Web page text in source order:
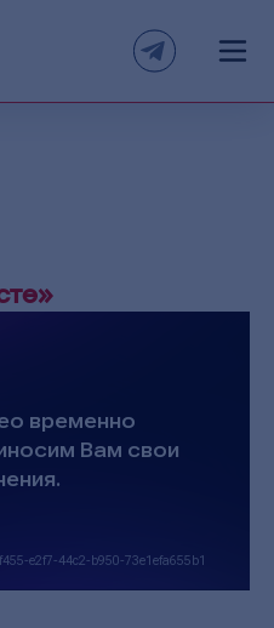
как экосистема управления
«БФТ.Закупки»
закупочной